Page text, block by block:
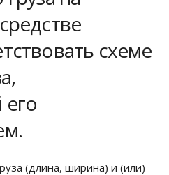
схеме
(длина, ширина) и (или)